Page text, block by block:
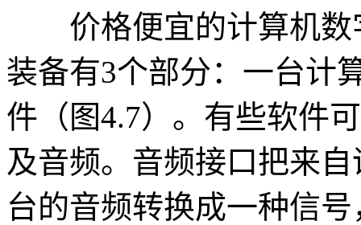
价格便宜的计算机数
装备有3个部分：一台计
件（图4.7）。有些软件
及音频。音频接口把来
台的音频转换成一种信